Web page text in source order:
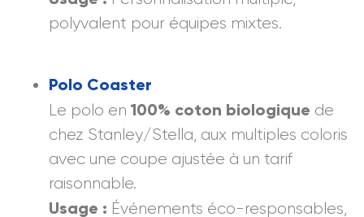
polyvalent pour équipes mixtes.
Polo Coaster
Le polo en 100% coton biologique de
chez Stanley/Stella, aux multiples coloris
avec une coupe ajustée à un tarif
raisonnable.
Usage : Événements éco-responsables,